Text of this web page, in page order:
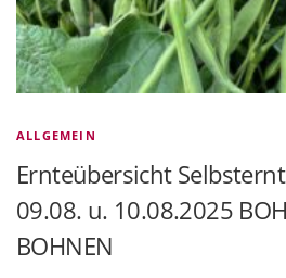
ALLGEMEIN
Ernteübersicht
09.08. u. 10.08.2025
BOHNEN